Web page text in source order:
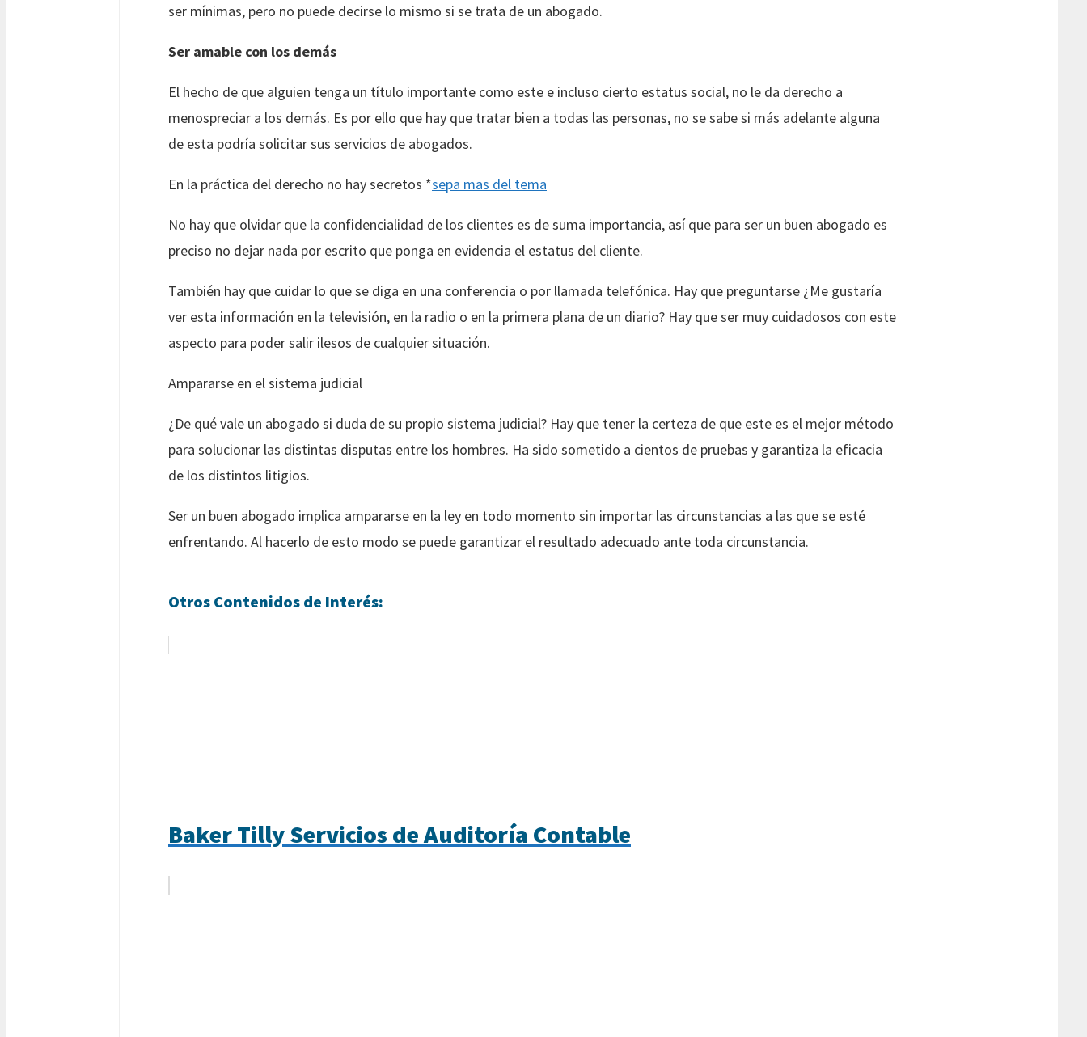
ser mínimas, pero no puede decirse lo mismo si se trata de un abogado.
Ser amable con los demás
El hecho de que alguien tenga un título importante como este e incluso cierto estatus social, no le da derecho a
menospreciar a los demás. Es por ello que hay que tratar bien a todas las personas, no se sabe si más adelante alguna
de esta podría solicitar sus servicios de abogados.
En la práctica del derecho no hay secretos *sepa mas del tema
No hay que olvidar que la confidencialidad de los clientes es de suma importancia, así que para ser un buen abogado es
preciso no dejar nada por escrito que ponga en evidencia el estatus del cliente.
También hay que cuidar lo que se diga en una conferencia o por llamada telefónica. Hay que preguntarse ¿Me gustaría
ver esta información en la televisión, en la radio o en la primera plana de un diario? Hay que ser muy cuidadosos con este
aspecto para poder salir ilesos de cualquier situación.
Ampararse en el sistema judicial
¿De qué vale un abogado si duda de su propio sistema judicial? Hay que tener la certeza de que este es el mejor método
para solucionar las distintas disputas entre los hombres. Ha sido sometido a cientos de pruebas y garantiza la eficacia
de los distintos litigios.
Ser un buen abogado implica ampararse en la ley en todo momento sin importar las circunstancias a las que se esté
enfrentando. Al hacerlo de esto modo se puede garantizar el resultado adecuado ante toda circunstancia.
Otros Contenidos de Interés:
Baker Tilly Servicios de Auditoría Contable